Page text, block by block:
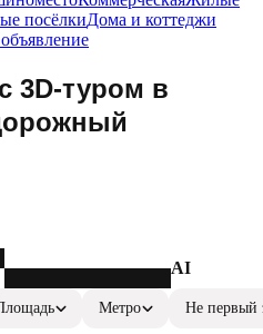
посёлкиДома и коттеджи
3D-туром в
AI
Метро Не первый